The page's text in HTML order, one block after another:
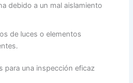
debido a un mal aislamiento
de luces o elementos
para una inspección eficaz